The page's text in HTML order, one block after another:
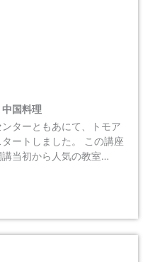
国料理
ターともあにて、トモア
ートしました。 この講座
当初から人気の教室…